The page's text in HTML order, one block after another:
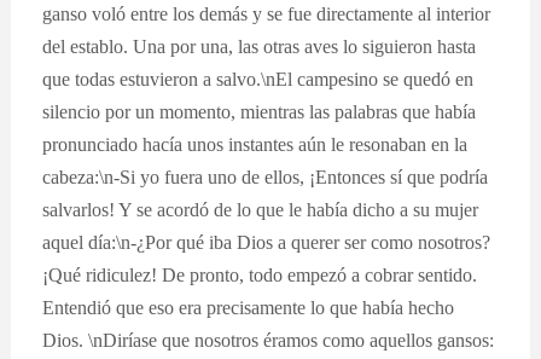
ganso voló entre los demás y se fue directamente al interior
del establo. Una por una, las otras aves lo siguieron hasta
que todas estuvieron a salvo.\nEl campesino se quedó en
silencio por un momento, mientras las palabras que había
pronunciado hacía unos instantes aún le resonaban en la
cabeza:\n-Si yo fuera uno de ellos, ¡Entonces sí que podría
salvarlos! Y se acordó de lo que le había dicho a su mujer
aquel día:\n-¿Por qué iba Dios a querer ser como nosotros?
¡Qué ridiculez! De pronto, todo empezó a cobrar sentido.
Entendió que eso era precisamente lo que había hecho
Dios. \nDiríase que nosotros éramos como aquellos gansos: